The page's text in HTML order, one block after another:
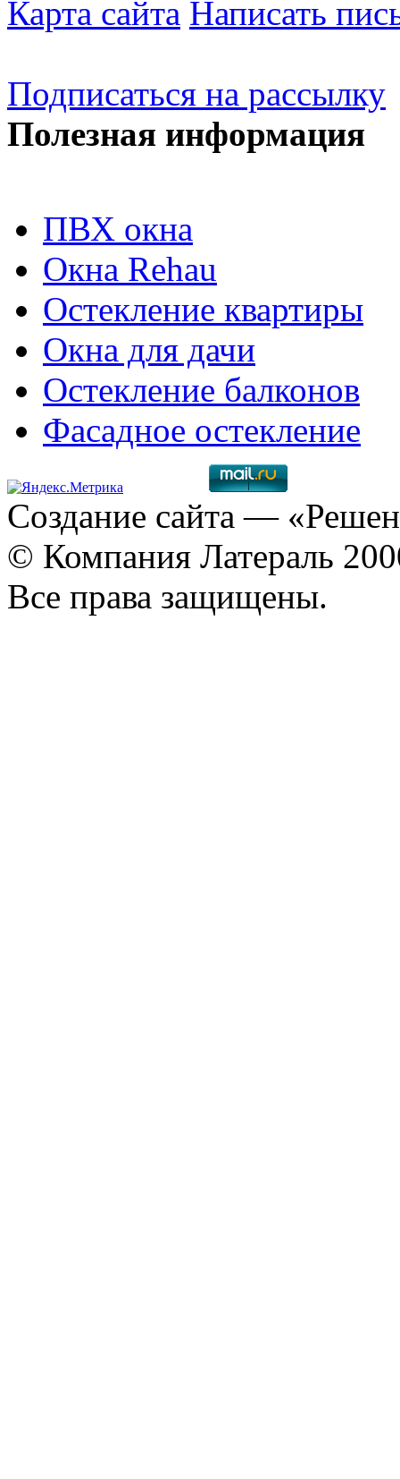
Карта сайта Написать
Подписаться на рассылку
Полезная информация
ПВХ окна
Окна Rehau
Остекление квартиры
Окна для дачи
Остекление балконов
Фасадное остекление
Создание сайта —
© Компания Латераль
Все права защищены.